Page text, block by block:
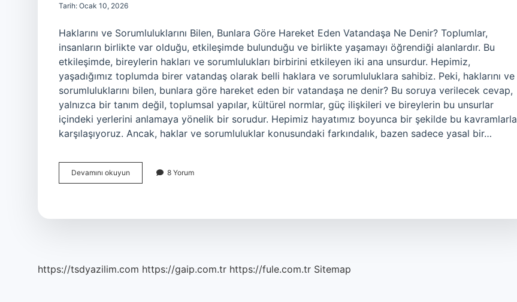
Tarih: Ocak 10, 2026
Haklarını ve Sorumluluklarını Bilen, Bunlara Göre Hareket Eden Vatandaşa Ne Denir? Toplumlar,
insanların birlikte var olduğu, etkileşimde bulunduğu ve birlikte yaşamayı öğrendiği alanlardır. Bu
etkileşimde, bireylerin hakları ve sorumlulukları birbirini etkileyen iki ana unsurdur. Hepimiz,
yaşadığımız toplumda birer vatandaş olarak belli haklara ve sorumluluklara sahibiz. Peki, haklarını ve
sorumluluklarını bilen, bunlara göre hareket eden bir vatandaşa ne denir? Bu soruya verilecek cevap,
yalnızca bir tanım değil, toplumsal yapılar, kültürel normlar, güç ilişkileri ve bireylerin bu unsurlar
içindeki yerlerini anlamaya yönelik bir sorudur. Hepimiz hayatımız boyunca bir şekilde bu kavramlarla
karşılaşıyoruz. Ancak, haklar ve sorumluluklar konusundaki farkındalık, bazen sadece yasal bir…
Devamını okuyun Haklarını
ve
ne
8 Yorum
https://tsdyazilim.com https://gaip.com.tr https://fule.com.tr Sitemap